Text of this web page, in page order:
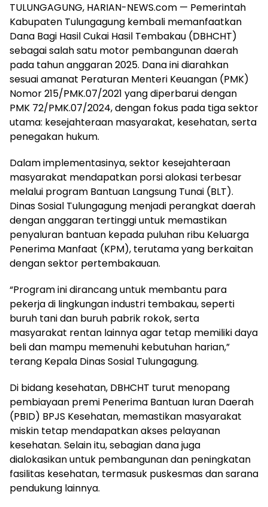
TULUNGAGUNG, HARIAN-NEWS.com — Pemerintah
Kabupaten Tulungagung kembali memanfaatkan
Dana Bagi Hasil Cukai Hasil Tembakau (DBHCHT)
sebagai salah satu motor pembangunan daerah
pada tahun anggaran 2025. Dana ini diarahkan
sesuai amanat Peraturan Menteri Keuangan (PMK)
Nomor 215/PMK.07/2021 yang diperbarui dengan
PMK 72/PMK.07/2024, dengan fokus pada tiga sektor
utama: kesejahteraan masyarakat, kesehatan, serta
penegakan hukum.
Dalam implementasinya, sektor kesejahteraan
masyarakat mendapatkan porsi alokasi terbesar
melalui program Bantuan Langsung Tunai (BLT).
Dinas Sosial Tulungagung menjadi perangkat daerah
dengan anggaran tertinggi untuk memastikan
penyaluran bantuan kepada puluhan ribu Keluarga
Penerima Manfaat (KPM), terutama yang berkaitan
dengan sektor pertembakauan.
“Program ini dirancang untuk membantu para
pekerja di lingkungan industri tembakau, seperti
buruh tani dan buruh pabrik rokok, serta
masyarakat rentan lainnya agar tetap memiliki daya
beli dan mampu memenuhi kebutuhan harian,”
terang Kepala Dinas Sosial Tulungagung.
Di bidang kesehatan, DBHCHT turut menopang
pembiayaan premi Penerima Bantuan Iuran Daerah
(PBID) BPJS Kesehatan, memastikan masyarakat
miskin tetap mendapatkan akses pelayanan
kesehatan. Selain itu, sebagian dana juga
dialokasikan untuk pembangunan dan peningkatan
fasilitas kesehatan, termasuk puskesmas dan sarana
pendukung lainnya.